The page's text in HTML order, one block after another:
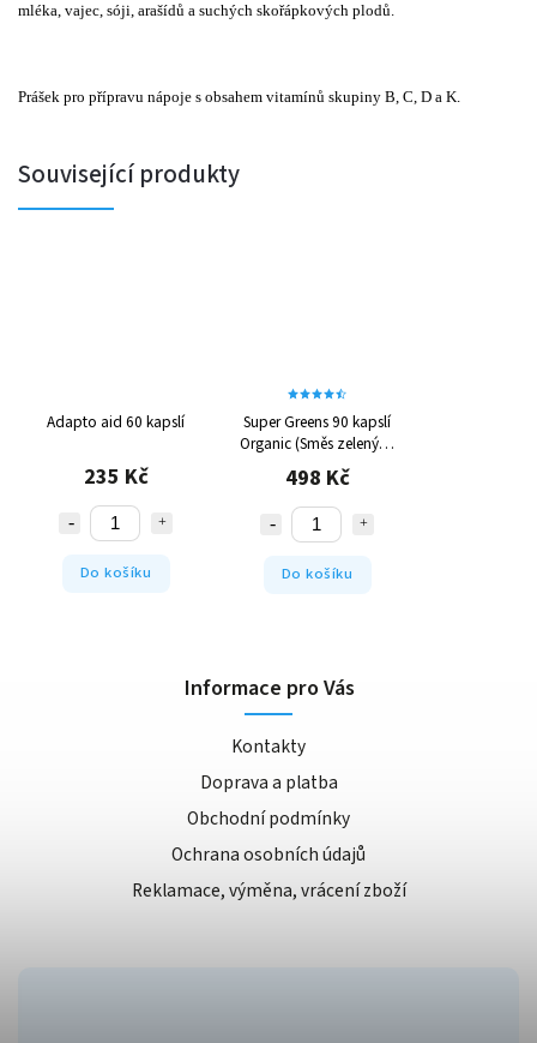
mléka, vajec, sóji, arašídů a suchých skořápkových plodů.
Prášek pro přípravu nápoje s obsahem vitamínů skupiny B, C, D a K.
Související produkty
Adapto aid 60 kapslí
235 Kč
Do košíku
Super Greens 90 kapslí
Organic (Směs zelených
superpotravin)
498 Kč
Do košíku
Informace pro Vás
Kontakty
Doprava a platba
Obchodní podmínky
Ochrana osobních údajů
Reklamace, výměna, vrácení zboží